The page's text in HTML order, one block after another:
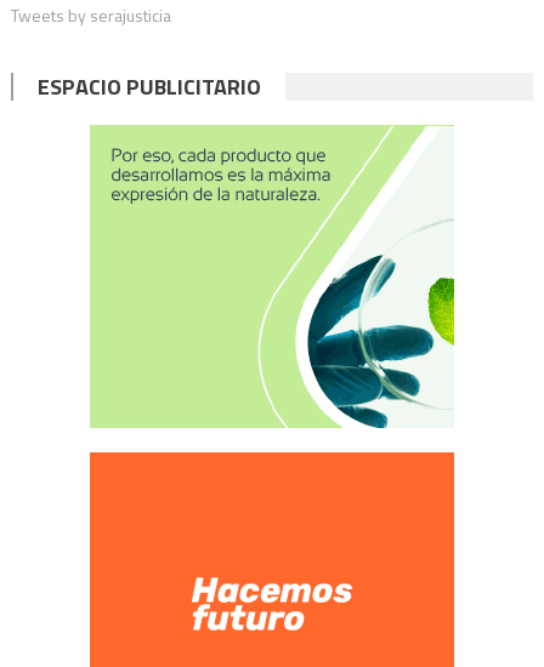
Tweets by serajusticia
ESPACIO PUBLICITARIO